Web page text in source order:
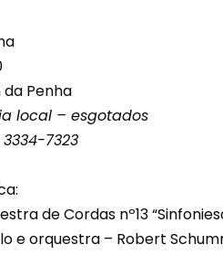
Penha
local – esgotados
7323
de Cordas nº13
e orquestra – Robert